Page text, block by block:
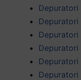
Depuratori
Depuratori
Depuratori
Depuratori
Depuratori